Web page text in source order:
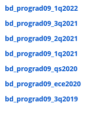
bd_prograd09_1q2022
bd_prograd09_3q2021
bd_prograd09_2q2021
bd_prograd09_1q2021
bd_prograd09_qs2020
bd_prograd09_ece2020
bd_prograd09_3q2019